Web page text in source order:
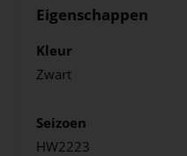
Eigenschappen
Kleur
Zwart
Seizoen
HW2223